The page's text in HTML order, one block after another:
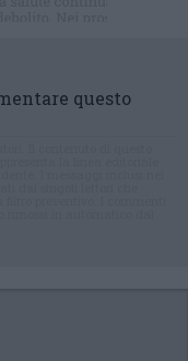
questo